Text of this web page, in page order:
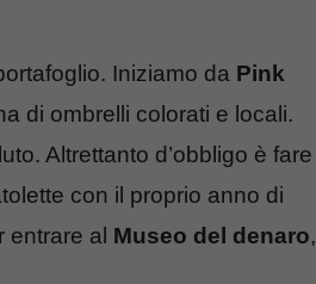
Iniziamo da Pink
di ombrelli colorati e locali.
Altrettanto d’obbligo è fare
con il proprio anno di
entrare al Museo del denaro,